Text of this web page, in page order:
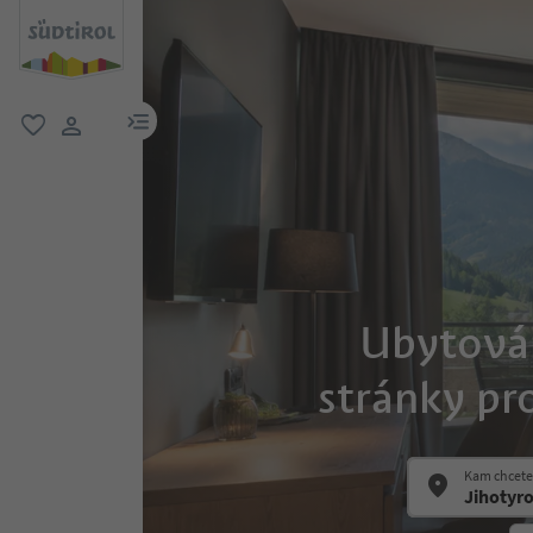
odkaz na menu
stránky
Kam